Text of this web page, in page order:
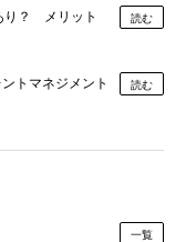
り？ メリット
読む
トマネジメント
読む
一覧